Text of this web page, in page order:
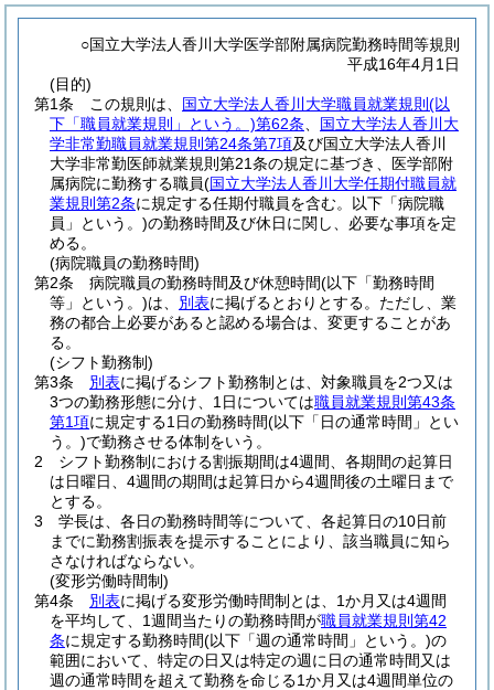
○国立大学法人香川大学医学部附属病院勤務時間等規則
平成16年4月1日
(目的)
第1条
この規則は、 国立大学法人香川大学職員就業規則 (以
下「職員就業規則」という。)第62条
国立大学法人香川大
学非常勤職員就業規則第24条第7項及び国立大学法人香川
大学非常勤医師就業規則第21条の規定に基づき、医学部附
属病院に勤務する職員(国立大学法人香川大学任期付職員就
業規則第2条に規定する任期付職員を含む。以下「病院職
員」という。)の勤務時間及び休日に関し、必要な事項を定
める。
(病院職員の勤務時間)
第2条
病院職員の勤務時間及び休憩時間(以下「勤務時間
等」という。)は、 別表に掲げるとおりとする。 ただし、業
務の都合上必要があると認める場合は、変更することがあ
る。
(シフト勤務制)
第3条
別表に掲げるシフト勤務制とは、対象職員を2つ又は
3つの勤務形態に分け、1日については職員就業規則第43条
第1項に規定する1日の勤務時間(以下「日の通常時間」とい
う。)で勤務させる体制をいう。
2
シフト勤務制における割振期間は4週間、各期間の起算日
は日曜日、4週間の期間は起算日から4週間後の土曜日まで
とする。
3
学長は、各日の勤務時間等について、各起算日の10日前
までに勤務割振表を提示することにより、該当職員に知ら
さなければならない。
(変形労働時間制)
第4条
別表に掲げる変形労働時間制とは、1か月又は4週間
を平均して、1週間当たりの勤務時間が職員就業規則第42
条に規定する勤務時間(以下「週の通常時間」という。)の
範囲において、特定の日又は特定の週に日の通常時間又は
週の通常時間を超えて勤務を命じる1か月又は4週間単位の